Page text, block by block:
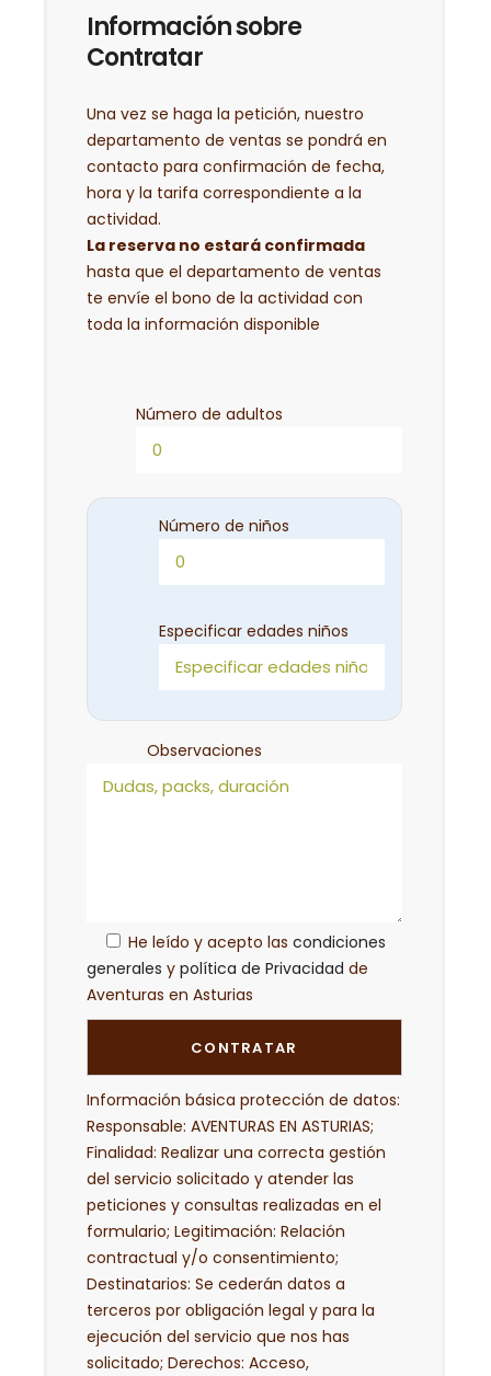
Información sobre
Contratar
Una vez se haga la petición, nuestro
departamento de ventas se pondrá en
contacto para confirmación de fecha,
hora y la tarifa correspondiente a la
actividad.
La reserva no estará confirmada
hasta que el departamento de ventas
te envíe el bono de la actividad con
toda la información disponible
Número de adultos
Número de niños
Especificar edades niños
Observaciones
He leído y acepto las condiciones
generales y política de Privacidad de
Aventuras en Asturias
Información básica protección de datos:
Responsable: AVENTURAS EN ASTURIAS;
Finalidad: Realizar una correcta gestión
del servicio solicitado y atender las
peticiones y consultas realizadas en el
formulario; Legitimación: Relación
contractual y/o consentimiento;
Destinatarios: Se cederán datos a
terceros por obligación legal y para la
ejecución del servicio que nos has
solicitado; Derechos: Acceso,